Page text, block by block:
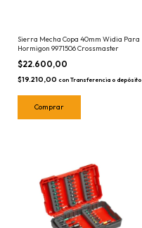
Sierra Mecha Copa 40mm Widia Para
Hormigon 9971506 Crossmaster
$22.600,00
$19.210,00 con Transferencia o depósito